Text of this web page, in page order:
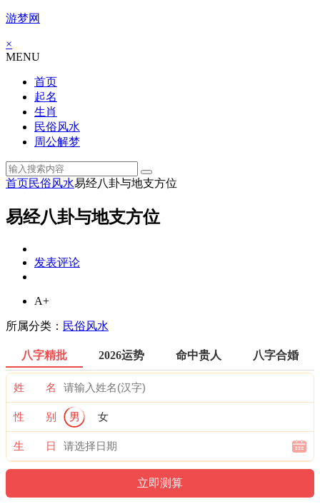
游梦网
×
MENU
首页
起名
生肖
民俗风水
周公解梦
首页民俗风水易经八卦与地支方位
易经八卦与地支方位
发表评论
A+
所属分类： 民俗风水
八字精批 2026运势 命中贵人 八字合婚
姓 名
性 别 男 女
生 日